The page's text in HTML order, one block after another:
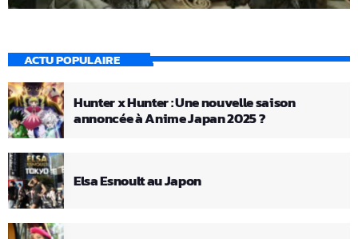
ACTU POPULAIRE
Hunter x Hunter : Une nouvelle saison
annoncée à Anime Japan 2025 ?
Elsa Esnoult au Japon